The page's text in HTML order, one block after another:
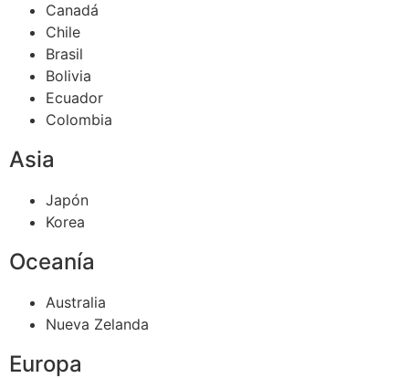
Canadá
Chile
Brasil
Bolivia
Ecuador
Colombia
Asia
Japón
Korea
Oceanía
Australia
Nueva Zelanda
Europa